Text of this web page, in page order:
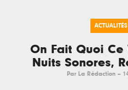
ACTUALITÉS
On Fait Quoi Ce
Nuits Sonores,
Par La Rédaction --